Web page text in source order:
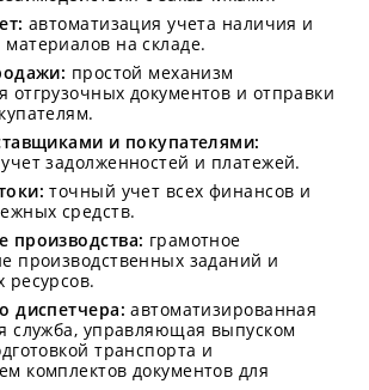
автоматизация учета наличия и
на складе.
простой механизм
отгрузочных документов и отправки
и покупателями:
задолженностей и платежей.
точный учет всех финансов и
средств.
производства: грамотное
производственных заданий и
ресурсов.
диспетчера: автоматизированная
служба, управляющая выпуском
транспорта и
комплектов документов для